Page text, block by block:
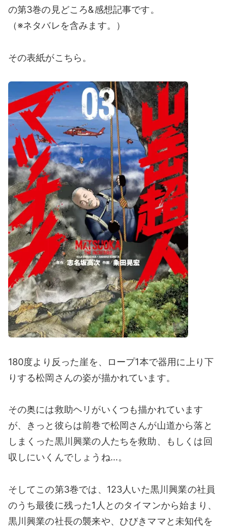
の第3巻の見どころ&感想記事です。
（※ネタバレを含みます。）
その表紙がこちら。
180度より反った崖を、ロープ1本で器用に上り下
りする松岡さんの姿が描かれています。
その奥には救助ヘリがいくつも描かれています
が、きっと彼らは前巻で松岡さんが山道から落と
しまくった黒川興業の人たちを救助、もしくは回
収しにいくんでしょうね…。
そしてこの第3巻では、123人いた黒川興業の社員
のうち最後に残った1人とのタイマンから始まり、
黒川興業の社長の襲来や、ひびきママと未知代を